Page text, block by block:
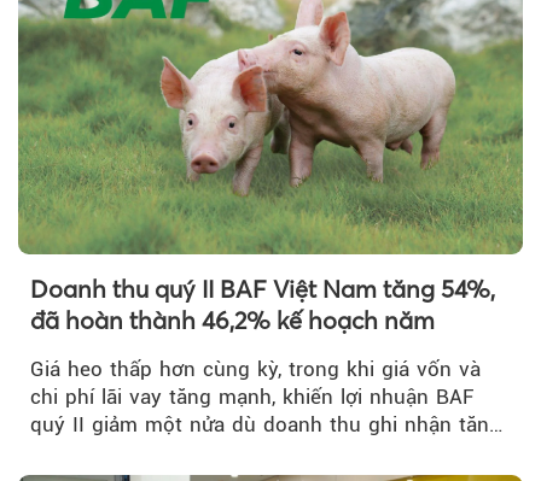
Theo
Doanh thu quý II BAF Việt Nam tăng 54%,
đã hoàn thành 46,2% kế hoạch năm
Giá heo thấp hơn cùng kỳ, trong khi giá vốn và
chi phí lãi vay tăng mạnh, khiến lợi nhuận BAF
quý II giảm một nửa dù doanh thu ghi nhận tăng